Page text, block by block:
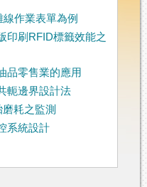
作業表單為例
印刷RFID標籤效能之
品零售業的應用
軛邊界設計法
耗之監測
系統設計